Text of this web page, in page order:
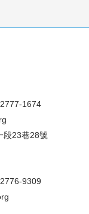
1674
段23巷28號
9309